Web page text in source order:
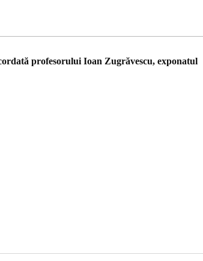
profesorului Ioan Zugrăvescu, exponatul